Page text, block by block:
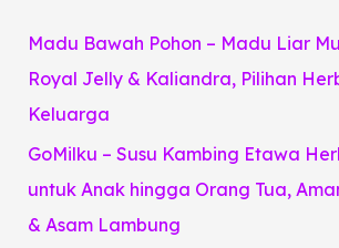
h
f
o
r
:
Madu Bawah Pohon – Madu Liar
Royal Jelly & Kaliandra, Pilihan
Keluarga
GoMilku – Susu Kambing Etawa
untuk Anak hingga Orang Tua,
& Asam Lambung